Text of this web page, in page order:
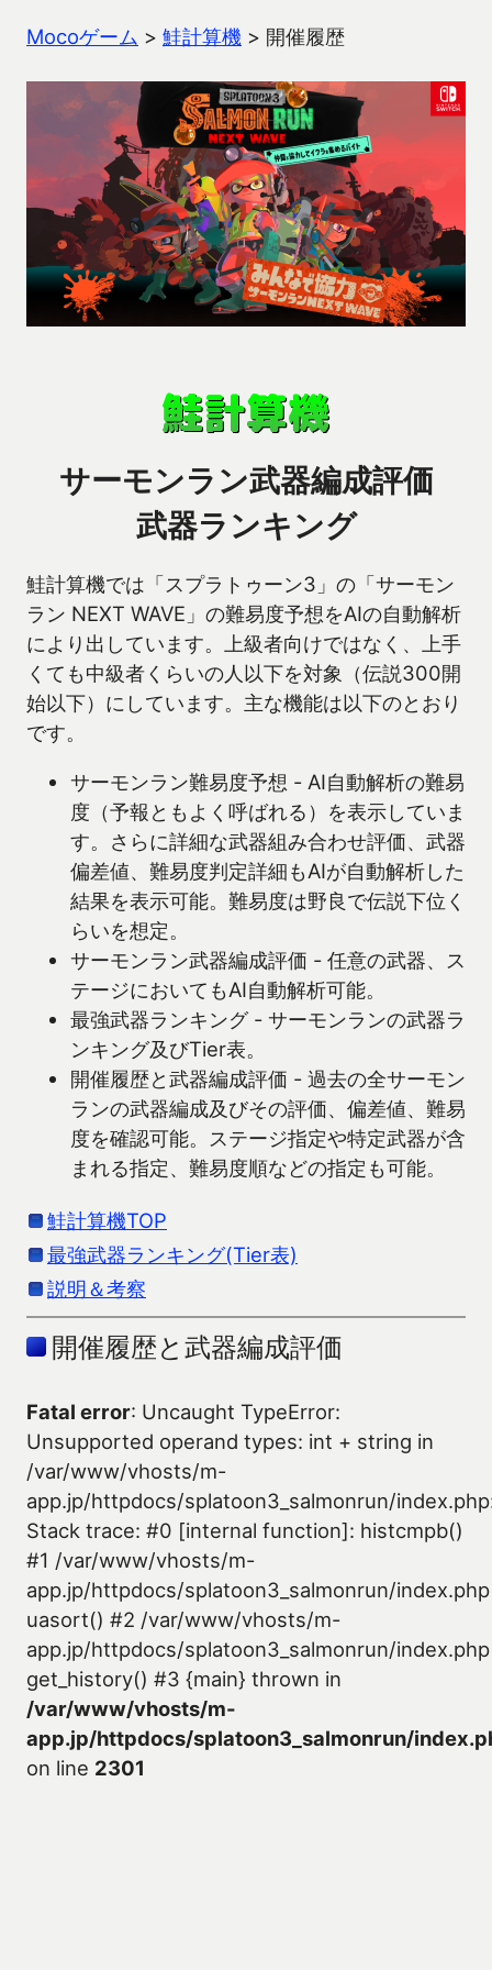
Mocoゲーム > 鮭計算機 > 開催履歴
サーモンラン武器編成評価
武器ランキング
鮭計算機では「スプラトゥーン3」の「サーモン
ラン NEXT WAVE」の難易度予想をAIの自動解析
により出しています。上級者向けではなく、上手
くても中級者くらいの人以下を対象（伝説300開
始以下）にしています。主な機能は以下のとおり
です。
サーモンラン難易度予想 - AI自動解析の難易
度（予報ともよく呼ばれる）を表示していま
す。さらに詳細な武器組み合わせ評価、武器
偏差値、難易度判定詳細もAIが自動解析した
結果を表示可能。難易度は野良で伝説下位く
らいを想定。
サーモンラン武器編成評価 - 任意の武器、ス
テージにおいてもAI自動解析可能。
最強武器ランキング - サーモンランの武器ラ
ンキング及びTier表。
開催履歴と武器編成評価 - 過去の全サーモン
ランの武器編成及びその評価、偏差値、難易
度を確認可能。ステージ指定や特定武器が含
まれる指定、難易度順などの指定も可能。
鮭計算機TOP
最強武器ランキング(Tier表)
説明＆考察
開催履歴と武器編成評価
Fatal error: Uncaught TypeError:
Unsupported operand types: int + string in
/var/www/vhosts/m-
app.jp/httpdocs/splatoon3_salmonrun/
Stack trace: #0 [internal function]: histcmpb()
#1 /var/www/vhosts/m-
app.jp/httpdocs/splatoon3_salmonrun/
uasort() #2 /var/www/vhosts/m-
app.jp/httpdocs/splatoon3_salmonrun/
get_history() #3 {main} thrown in
/var/www/vhosts/m-
app.jp/httpdocs/splatoon3_salmonrun/
on line 2301